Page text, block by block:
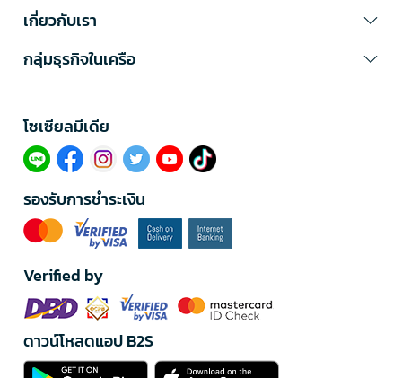
เกี่ยวกับเรา
กลุ่มธุรกิจในเครือ
โซเซียลมีเดีย​
รองรับการชำระเงิน
Verified by
ดาวน์โหลดแอป B2S